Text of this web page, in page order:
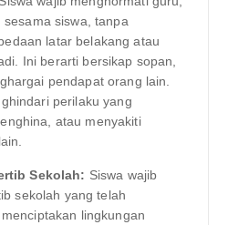
siswa, tanpa
latar belakang atau
Ini berarti bersikap sopan,
pendapat orang lain.
perilaku yang
atau menyakiti
Sekolah: Siswa wajib
sekolah yang telah
lingkungan